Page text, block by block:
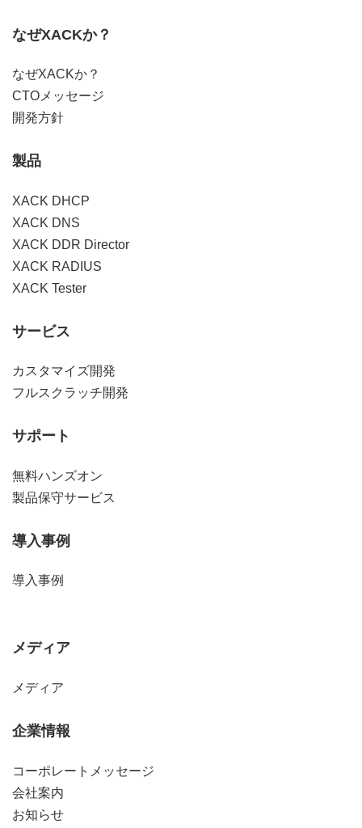
なぜXACKか？
なぜXACKか？
CTOメッセージ
開発方針
製品
XACK DHCP
XACK DNS
XACK DDR Director
XACK RADIUS
XACK Tester
サービス
カスタマイズ開発
フルスクラッチ開発
サポート
無料ハンズオン
製品保守サービス
導入事例
導入事例
メディア
メディア
企業情報
コーポレートメッセージ
会社案内
お知らせ